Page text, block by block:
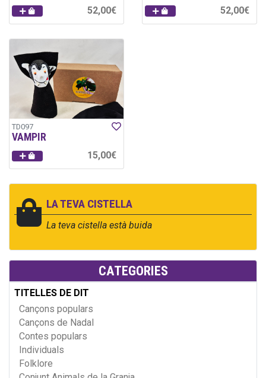
LA TEVA CISTELLA
La teva cistella està buida
CATEGORIES
TITELLES DE DIT
Cançons populars
Cançons de Nadal
Contes populars
Individuals
Folklore
52,00€ 52,00€
TD097
VAMPIR
15,00€